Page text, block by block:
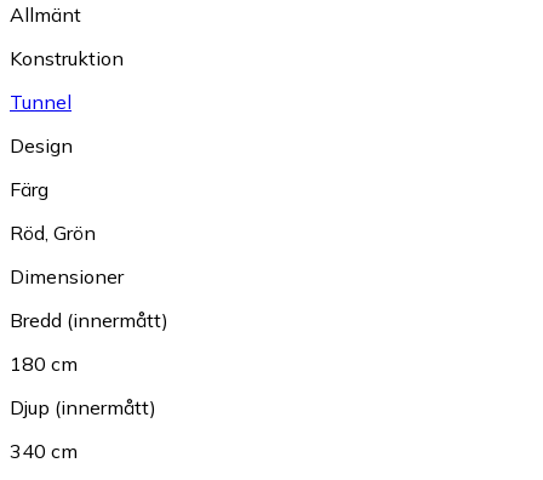
Allmänt
Konstruktion
Tunnel
Design
Färg
Röd Grön
Dimensioner
Bredd (innermått)
180 cm
Djup (innermått)
340 cm